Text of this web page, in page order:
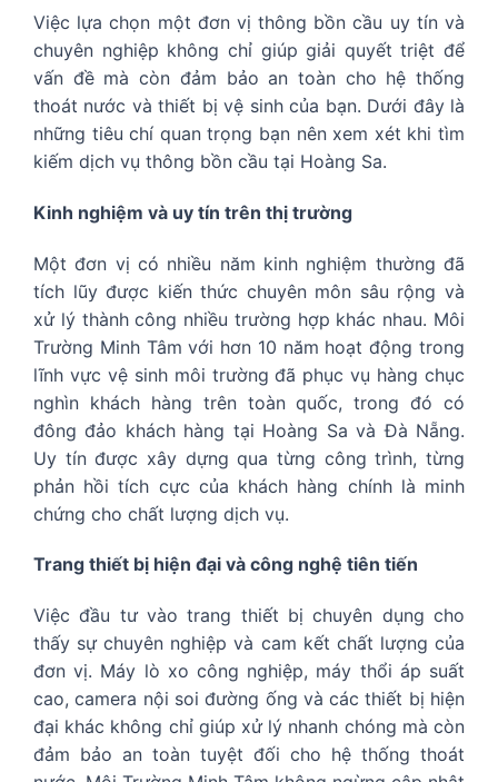
Việc lựa chọn một đơn vị thông bồn cầu uy tín và
chuyên nghiệp không chỉ giúp giải quyết triệt để
vấn đề mà còn đảm bảo an toàn cho hệ thống
thoát nước và thiết bị vệ sinh của bạn. Dưới đây là
những tiêu chí quan trọng bạn nên xem xét khi tìm
kiếm dịch vụ thông bồn cầu tại Hoàng Sa.
Kinh nghiệm và uy tín trên thị trường
Một đơn vị có nhiều năm kinh nghiệm thường đã
tích lũy được kiến thức chuyên môn sâu rộng và
xử lý thành công nhiều trường hợp khác nhau. Môi
Trường Minh Tâm với hơn 10 năm hoạt động trong
lĩnh vực vệ sinh môi trường đã phục vụ hàng chục
nghìn khách hàng trên toàn quốc, trong đó có
đông đảo khách hàng tại Hoàng Sa và Đà Nẵng.
Uy tín được xây dựng qua từng công trình, từng
phản hồi tích cực của khách hàng chính là minh
chứng cho chất lượng dịch vụ.
Trang thiết bị hiện đại và công nghệ tiên tiến
Việc đầu tư vào trang thiết bị chuyên dụng cho
thấy sự chuyên nghiệp và cam kết chất lượng của
đơn vị. Máy lò xo công nghiệp, máy thổi áp suất
cao, camera nội soi đường ống và các thiết bị hiện
đại khác không chỉ giúp xử lý nhanh chóng mà còn
đảm bảo an toàn tuyệt đối cho hệ thống thoát